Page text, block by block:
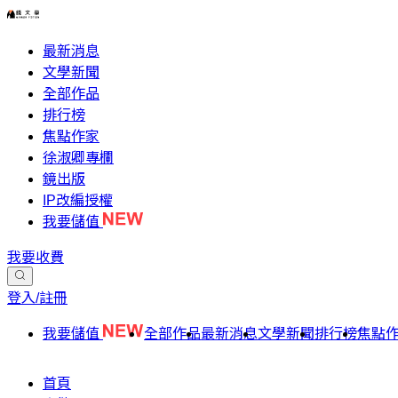
最新消息
文學新聞
全部作品
排行榜
焦點作家
徐淑卿專欄
鏡出版
IP改編授權
我要儲值
我要收費
登入/註冊
我要儲值 全部作品最新消息文學新聞排行榜焦點
首頁